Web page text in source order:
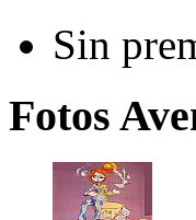
Sin
Fotos